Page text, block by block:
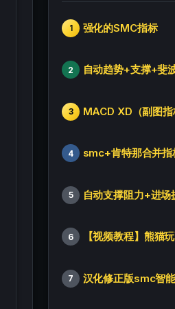
1 强化的SMC指标
2
3
4 smc+肯特那合并指
5 自动支撑阻力+进场
6
7